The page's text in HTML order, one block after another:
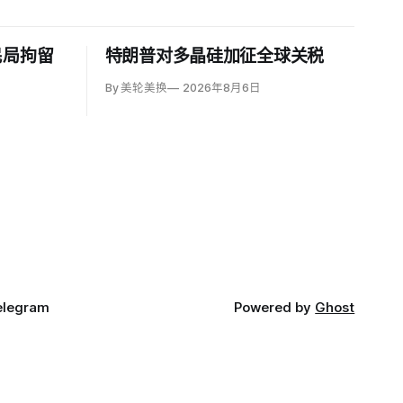
拘留 特朗普对多晶硅加征全球关税
By 美轮美换 2026年8月6日
Powered by Ghost